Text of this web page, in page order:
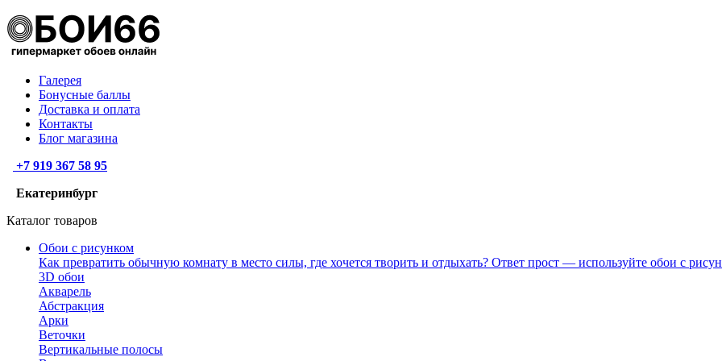
Галерея
Бонусные баллы
Доставка и оплата
Контакты
Блог магазина
+7 919 367 58 95
Екатеринбург
Каталог товаров
Обои с рисунком
Как превратить обычную комнату в место силы, где хочется творить и отдыхать? Ответ прост — используйте обои с
3D обои
Акварель
Абстракция
Арки
Веточки
Вертикальные полосы